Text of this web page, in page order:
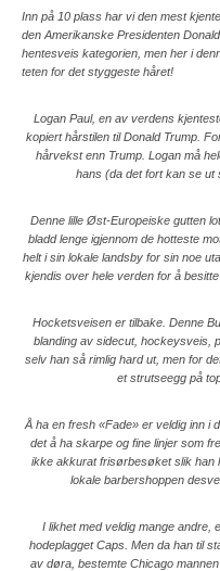
Inn på 10 plass har vi den mest
den Amerikanske Presidenten
hentesveis kategorien, men her i
teten for det styggeste håret!
Logan Paul, en av verdens
kopiert hårstilen til Donald Trump.
hårvekst enn Trump. Logan må
hans (da det fort kan se ut
Denne lille Øst-Europeiske gutten
bladd lenge igjennom de hotteste
helt i sin lokale landsby for sin noe
kjendis over hele verden for å
Hocketsveisen er tilbake. Denne
blanding av sidecut, hockeysveis,
selv han så rimlig hard ut, men for
et strutseegg på
Å ha en fresh «Fade» er veldig inn i
det å ha skarpe og fine linjer som
ikke akkurat frisørbesøket slik han
lokale barbershoppen
I likhet med veldig mange andre,
hodeplagget Caps. Men da han til
av døra, bestemte Chicago